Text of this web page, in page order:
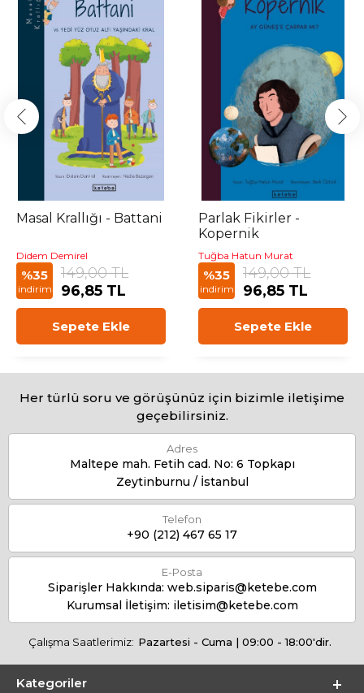
Masal Krallığı - Battani
Didem Demirel
%35
indirim
149,00 TL
96,85 TL
Sepete Ekle
Parlak Fikirler -
Kopernik
Tuğba Hatun Murat
%35
indirim
149,00 TL
96,85 TL
Sepete Ekle
Her türlü soru ve görüşünüz için bizimle iletişime
geçebilirsiniz.
Adres
Maltepe mah. Fetih cad. No: 6 Topkapı
Zeytinburnu / İstanbul
Telefon
+90 (212) 467 65 17
E-Posta
Siparişler Hakkında: web.siparis@ketebe.com
Kurumsal İletişim: iletisim@ketebe.com
Çalışma Saatlerimiz: Pazartesi - Cuma | 09:00 - 18:00'dir.
Kategoriler